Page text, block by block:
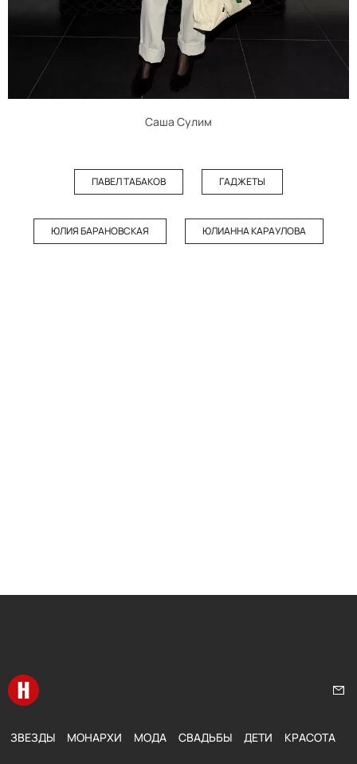
Саша Сулим
ПАВЕЛ ТАБАКОВ ГАДЖЕТЫ
ЮЛИЯ БАРАНОВСКАЯ ЮЛИАННА КАРАУЛОВА
Перейти на главную
ЗВЕЗДЫ МОНАРХИ МОДА СВАДЬБЫ ДЕТИ КРАСОТА